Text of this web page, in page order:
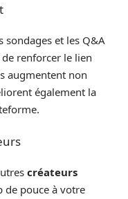
sondages et les Q&A
renforcer le lien
augmentent non
également la
créateurs
de pouce à votre